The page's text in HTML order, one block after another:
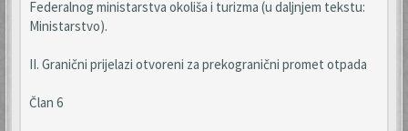
Federalnog ministarstva okoliša i turizma (u daljnjem tekstu:
Ministarstvo).
II. Granični prijelazi otvoreni za prekogranični promet otpada
Član 6